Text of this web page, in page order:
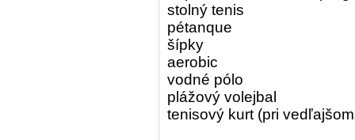
stolný tenis
pétanque
šípky
aerobic
vodné pólo
plážový volejbal
tenisový kurt (pri